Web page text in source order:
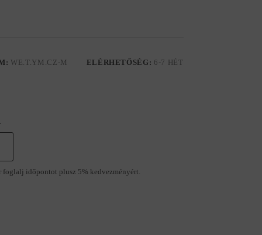
WE.T.YM.CZ-M ELÉRHETŐSÉG: 6-7 HÉT
foglalj időpontot plusz 5% kedvezményért.